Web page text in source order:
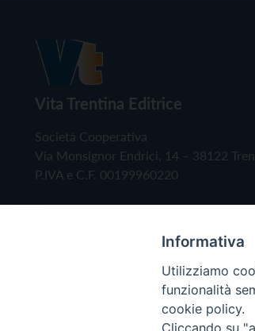
Vita Trentina Editrice
Società Cooperativa
Via Monsignor Endrici, 14 – 38122
P.IVA e C.F. 00199960220
Informativa
Utilizziamo
funzionalità
cookie policy.